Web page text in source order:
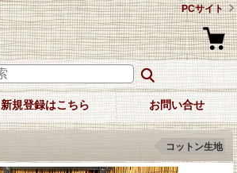
PCサイト
新規登録はこちら お問い合せ
コットン生地